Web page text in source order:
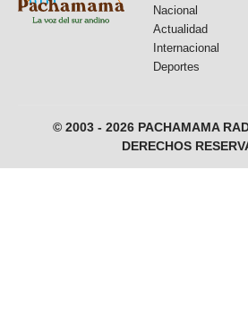
Nacional
Actualidad
Internacional
Deportes
© 2003 - 2026 PACHAMAMA
DERECHOS